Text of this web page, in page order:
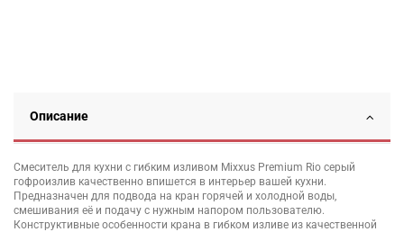
Описание
Смеситель для кухни с гибким изливом Mixxus Premium Rio серый
гофроизлив качественно впишется в интерьер вашей кухни.
Предназначен для подвода на кран горячей и холодной воды,
смешивания её и подачу с нужным напором пользователю.
Конструктивные особенности крана в гибком изливе из качественной